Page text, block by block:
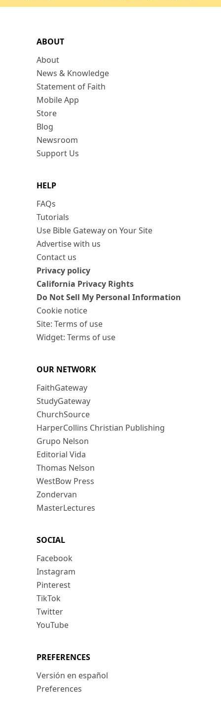
ABOUT
About
News & Knowledge
Statement of Faith
Mobile App
Store
Blog
Newsroom
Support Us
HELP
FAQs
Tutorials
Use Bible Gateway on Your Site
Advertise with us
Contact us
Privacy policy
California Privacy Rights
Do Not Sell My Personal Information
Cookie notice
Site: Terms of use
Widget: Terms of use
OUR NETWORK
FaithGateway
StudyGateway
ChurchSource
HarperCollins Christian Publishing
Grupo Nelson
Editorial Vida
Thomas Nelson
WestBow Press
Zondervan
MasterLectures
SOCIAL
Facebook
Instagram
Pinterest
TikTok
Twitter
YouTube
PREFERENCES
Versión en español
Preferences